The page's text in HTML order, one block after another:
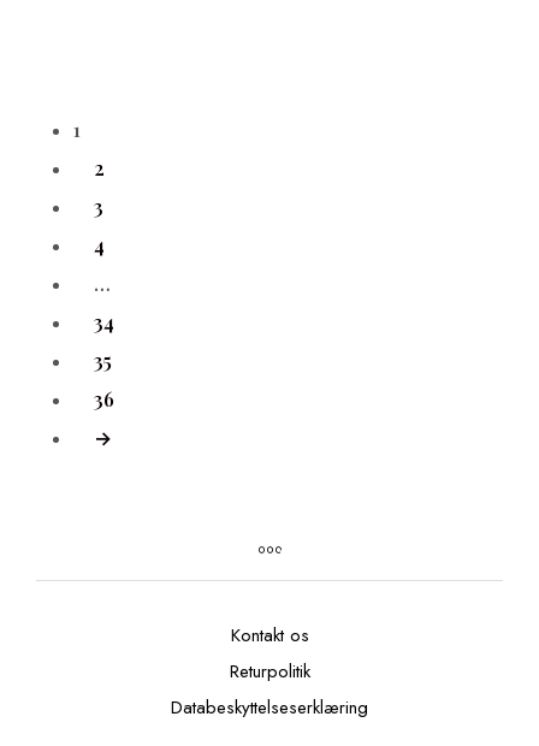
1
2
3
4
…
34
35
36
→
Kontakt os
Returpolitik
Databeskyttelseserklæring